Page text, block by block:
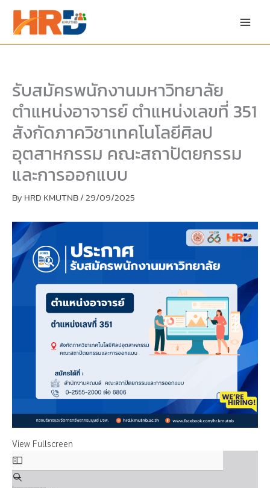
content
รับสมัครพนักงานมหาวิทยาลัย
ตำแหน่งอาจารย์ ตำแหน่งเลขที่ 351
สังกัดภาควิชาเทคโนโลยีศิลป
อุตสาหกรรม คณะสถาปัตยกรรม
และการออกแบบ
By HRD KMUTNB/29/09/2025
View Fullscreen
PDF